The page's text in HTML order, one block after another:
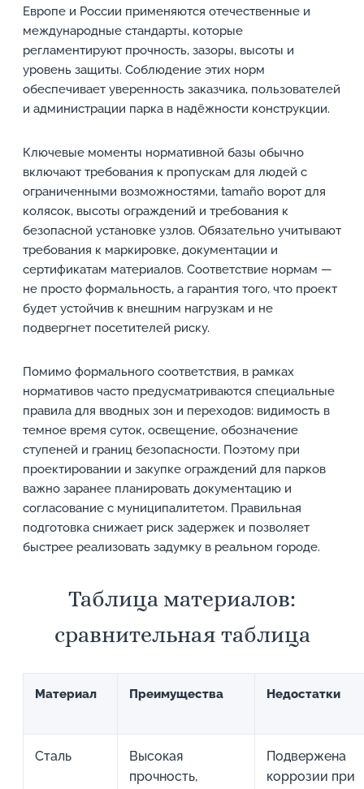
Европе и России применяются отечественные и
международные стандарты, которые
регламентируют прочность, зазоры, высоты и
уровень защиты. Соблюдение этих норм
обеспечивает уверенность заказчика, пользователей
и администрации парка в надёжности конструкции.
Ключевые моменты нормативной базы обычно
включают требования к пропускам для людей с
ограниченными возможностями, tamaño ворот для
колясок, высоты ограждений и требования к
безопасной установке узлов. Обязательно учитывают
требования к маркировке, документации и
сертификатам материалов. Соответствие нормам —
не просто формальность, а гарантия того, что проект
будет устойчив к внешним нагрузкам и не
подвергнет посетителей риску.
Помимо формального соответствия, в рамках
нормативов часто предусматриваются специальные
правила для вводных зон и переходов: видимость в
темное время суток, освещение, обозначение
ступеней и границ безопасности. Поэтому при
проектировании и закупке ограждений для парков
важно заранее планировать документацию и
согласование с муниципалитетом. Правильная
подготовка снижает риск задержек и позволяет
быстрее реализовать задумку в реальном городе.
Таблица материалов:
сравнительная таблица
Материал Преимущества Недостатки
Сталь
Высокая
прочность,
Подвержена
коррозии при